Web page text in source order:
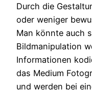
Durch die
oder weniger
Man könnte auch
Bildmanipulation
Informationen
das Medium
und werden bei